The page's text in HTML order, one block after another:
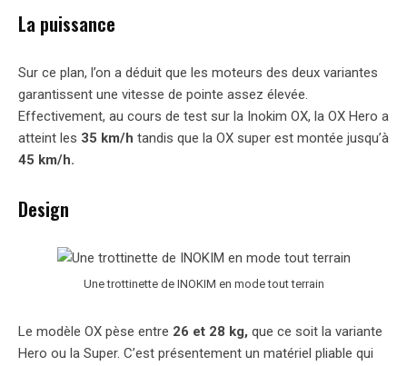
La puissance
Sur ce plan, l’on a déduit que les moteurs des deux variantes
garantissent une vitesse de pointe assez élevée.
Effectivement, au cours de test sur la Inokim OX, la OX Hero a
atteint les 35 km/h tandis que la OX super est montée jusqu’à
45 km/h.
Design
Une trottinette de INOKIM en mode tout terrain
Le modèle OX pèse entre 26 et 28 kg, que ce soit la variante
Hero ou la Super. C’est présentement un matériel pliable qui